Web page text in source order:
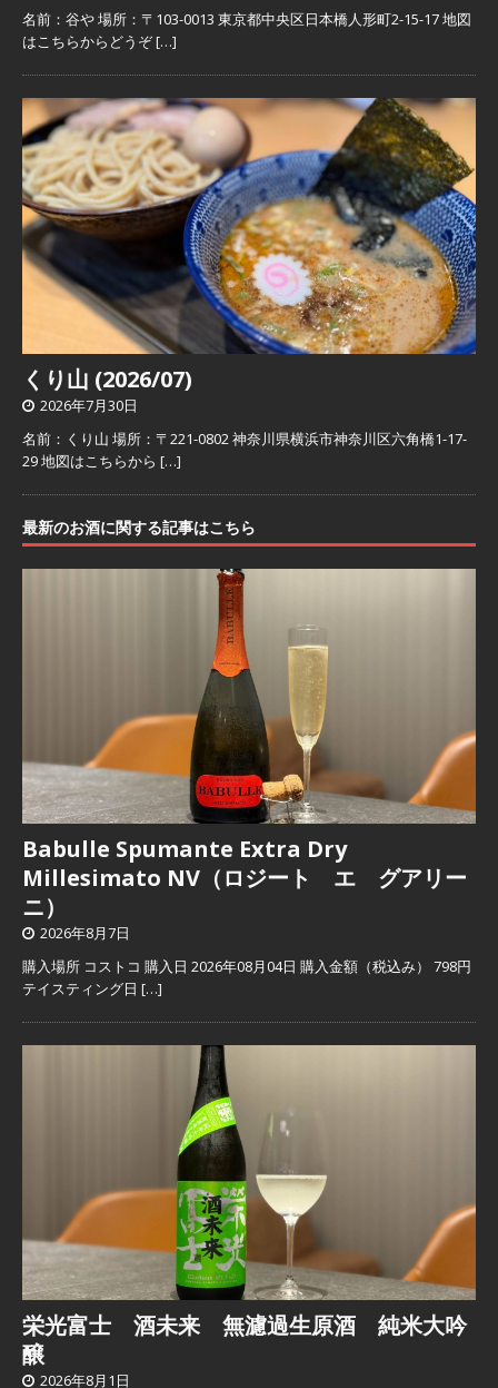
名前：谷や 場所：〒103-0013 東京都中央区日本橋人形町2-15-17 地図
はこちらからどうぞ[…]
くり山 (2026/07)
2026年7月30日
名前：くり山 場所：〒221-0802 神奈川県横浜市神奈川区六角橋1-17-
29 地図はこちらから […]
最新のお酒に関する記事はこちら
Babulle Spumante Extra Dry
Millesimato NV（ロジート エ グアリー
ニ）
2026年8月7日
購入場所 コストコ 購入日 2026年08月04日 購入金額（税込み） 798円
テイスティング日 […]
栄光富士 酒未来 無濾過生原酒 純米大吟
醸
2026年8月1日